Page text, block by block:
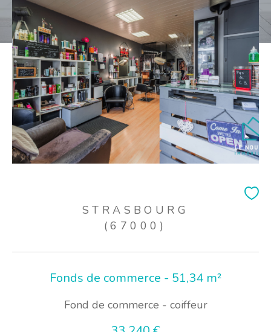
STRASBOURG
(67000)
Fonds de commerce - 51,34 m²
Fond de commerce - coiffeur